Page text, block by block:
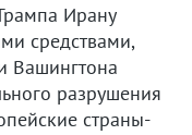
Ирану
средствами,
Вашингтона
разрушения
страны-